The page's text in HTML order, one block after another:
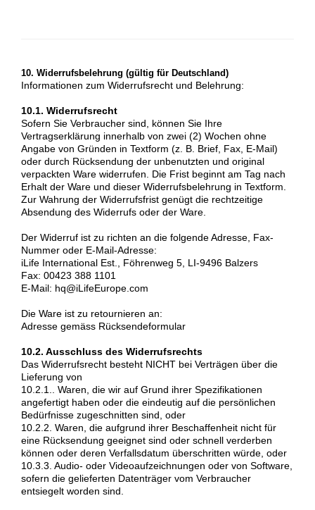
10. Widerrufsbelehrung (gültig für Deutschland)
Informationen zum Widerrufsrecht und Belehrung:
10.1. Widerrufsrecht
Sofern Sie Verbraucher sind, können Sie Ihre
Vertragserklärung innerhalb von zwei (2) Wochen ohne
Angabe von Gründen in Textform (z. B. Brief, Fax, E-Mail)
oder durch Rücksendung der unbenutzten und original
verpackten Ware widerrufen. Die Frist beginnt am Tag nach
Erhalt der Ware und dieser Widerrufsbelehrung in Textform.
Zur Wahrung der Widerrufsfrist genügt die rechtzeitige
Absendung des Widerrufs oder der Ware.
Der Widerruf ist zu richten an die folgende Adresse, Fax-
Nummer oder E-Mail-Adresse:
iLife International Est., Föhrenweg 5, LI-9496 Balzers
Fax: 00423 388 1101
E-Mail: hq@iLifeEurope.com
Die Ware ist zu retournieren an:
Adresse gemäss Rücksendeformular
10.2. Ausschluss des Widerrufsrechts
Das Widerrufsrecht besteht NICHT bei Verträgen über die
Lieferung von
10.2.1.. Waren, die wir auf Grund ihrer Spezifikationen
angefertigt haben oder die eindeutig auf die persönlichen
Bedürfnisse zugeschnitten sind, oder
10.2.2. Waren, die aufgrund ihrer Beschaffenheit nicht für
eine Rücksendung geeignet sind oder schnell verderben
können oder deren Verfallsdatum überschritten würde, oder
10.3.3. Audio- oder Videoaufzeichnungen oder von Software,
sofern die gelieferten Datenträger vom Verbraucher
entsiegelt worden sind.